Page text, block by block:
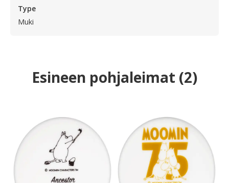
Type
Muki
Esineen pohjaleimat (2)